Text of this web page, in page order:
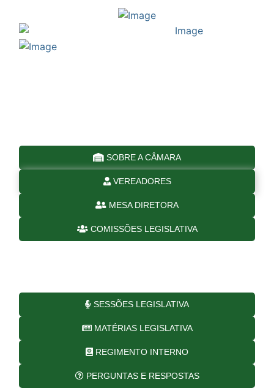
SOBRE A CÂMARA
VEREADORES
MESA DIRETORA
COMISSÕES LEGISLATIVA
SESSÕES LEGISLATIVA
MATÉRIAS LEGISLATIVA
REGIMENTO INTERNO
PERGUNTAS E RESPOSTAS